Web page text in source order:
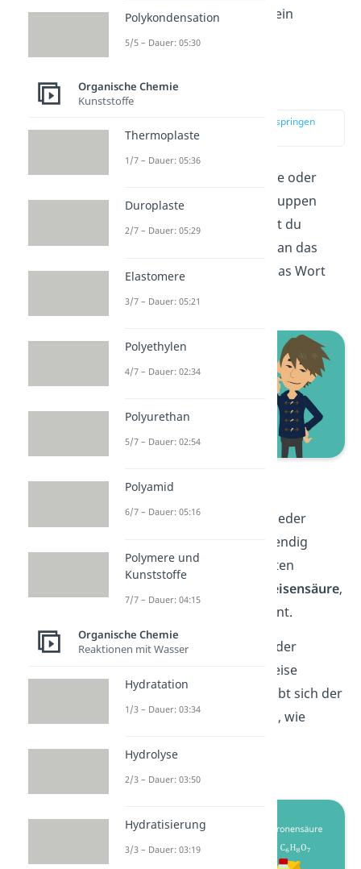
Aromastoffe in deinem Wein
verwendet werden.
Carbonsäure
zur Stelle im Video springen
(04:08)
trägt eine oder
sogar mehrere Carboxygruppen
COOH. Den Namen findest du
heraus, indem du einfach an das
Grundgerüst des Alkans das Wort
„säure“ anhängst.
Leider musst du jedoch wieder
einige Trivialnamen auswendig
lernen. Zu den bekanntesten
Ameisensäure,
genannt.
Und jetzt kommen wir zu der
, beziehungsweise
Ehtansäure. Meistens ergibt sich der
Name aus der Gewinnung, wie
Zitronensäure.
Polykondensation
5/5 – Dauer: 05:30
Organische Chemie
Kunststoffe
Thermoplaste
1/7 – Dauer: 05:36
Duroplaste
2/7 – Dauer: 05:29
Elastomere
3/7 – Dauer: 05:21
Polyethylen
4/7 – Dauer: 02:34
Polyurethan
5/7 – Dauer: 02:54
Polyamid
6/7 – Dauer: 05:16
Polymere und
Kunststoffe
7/7 – Dauer: 04:15
Organische Chemie
Reaktionen mit Wasser
Hydratation
1/3 – Dauer: 03:34
Hydrolyse
2/3 – Dauer: 03:50
Hydratisierung
3/3 – Dauer: 03:19